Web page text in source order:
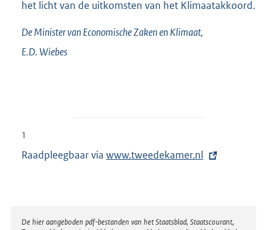
het licht van de uitkomsten van het Klimaatakkoord.
De Minister van Economische Zaken en Klimaat,
E.D.Wiebes
1
Raadpleegbaar via E
r
www.tweedekamer.nl
Disclaimer
De hier aangeboden pdf-bestanden van het Staatsblad, Staatscourant,